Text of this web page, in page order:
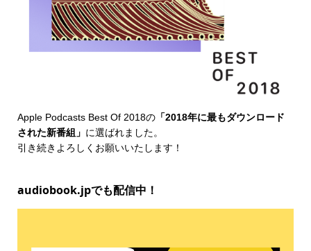
Apple Podcasts Best Of 2018の「2018年に最もダウンロード
された新番組」 に選ばれました。
引き続きよろしくお願いいたします！
audiobook.jpでも配信中！